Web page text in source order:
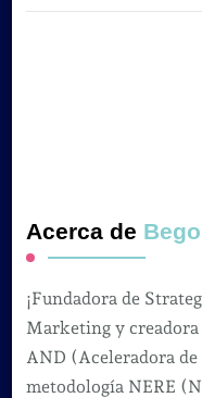
Acerca de
¡Fundadora de
Marketing y creadora
AND (Aceleradora
metodología NERE